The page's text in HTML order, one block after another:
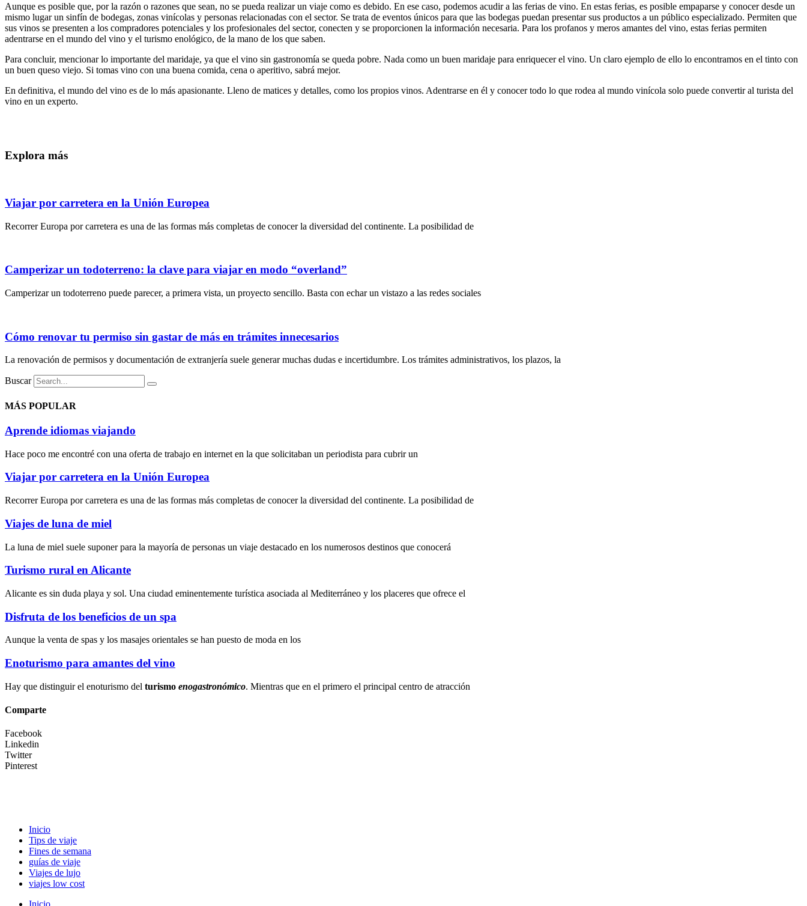
Aunque es posible que, por la razón o razones que sean, no se pueda realizar un viaje como es debido. En ese caso, podemos acudir a las ferias de vino. En estas ferias, es posible empaparse y conocer desde un
mismo lugar un sinfín de bodegas, zonas vinícolas y personas relacionadas con el sector. Se trata de eventos únicos para que las bodegas puedan presentar sus productos a un público especializado. Permiten que
sus vinos se presenten a los compradores potenciales y los profesionales del sector, conecten y se proporcionen la información necesaria. Para los profanos y meros amantes del vino, estas ferias permiten
adentrarse en el mundo del vino y el turismo enológico, de la mano de los que saben.
Para concluir, mencionar lo importante del maridaje, ya que el vino sin gastronomía se queda pobre. Nada como un buen maridaje para enriquecer el vino. Un claro ejemplo de ello lo encontramos en el tinto con
un buen queso viejo. Si tomas vino con una buena comida, cena o aperitivo, sabrá mejor.
En definitiva, el mundo del vino es de lo más apasionante. Lleno de matices y detalles, como los propios vinos. Adentrarse en él y conocer todo lo que rodea al mundo vinícola solo puede convertir al turista del
vino en un experto.
Explora más
Viajar por carretera en la Unión Europea
Recorrer Europa por carretera es una de las formas más completas de conocer la diversidad del continente. La posibilidad de
Camperizar un todoterreno: la clave para viajar en modo “overland”
Camperizar un todoterreno puede parecer, a primera vista, un proyecto sencillo. Basta con echar un vistazo a las redes sociales
Cómo renovar tu permiso sin gastar de más en trámites innecesarios
La renovación de permisos y documentación de extranjería suele generar muchas dudas e incertidumbre. Los trámites administrativos, los plazos, la
Buscar
MÁS POPULAR
Aprende idiomas viajando
Hace poco me encontré con una oferta de trabajo en internet en la que solicitaban un periodista para cubrir un
Viajar por carretera en la Unión Europea
Recorrer Europa por carretera es una de las formas más completas de conocer la diversidad del continente. La posibilidad de
Viajes de luna de miel
La luna de miel suele suponer para la mayoría de personas un viaje destacado en los numerosos destinos que conocerá
Turismo rural en Alicante
Alicante es sin duda playa y sol. Una ciudad eminentemente turística asociada al Mediterráneo y los placeres que ofrece el
Disfruta de los beneficios de un spa
Aunque la venta de spas y los masajes orientales se han puesto de moda en los
Enoturismo para amantes del vino
Hay que distinguir el enoturismo del turismo enogastronómico. Mientras que en el primero el principal centro de atracción
Comparte
Facebook
Linkedin
Twitter
Pinterest
Inicio
Tips de viaje
Fines de semana
guías de viaje
Viajes de lujo
viajes low cost